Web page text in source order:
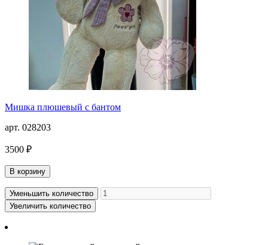
Мишка плюшевый с бантом
арт. 028203
3500 ₽
В корзину
Уменьшить количество
Увеличить количество